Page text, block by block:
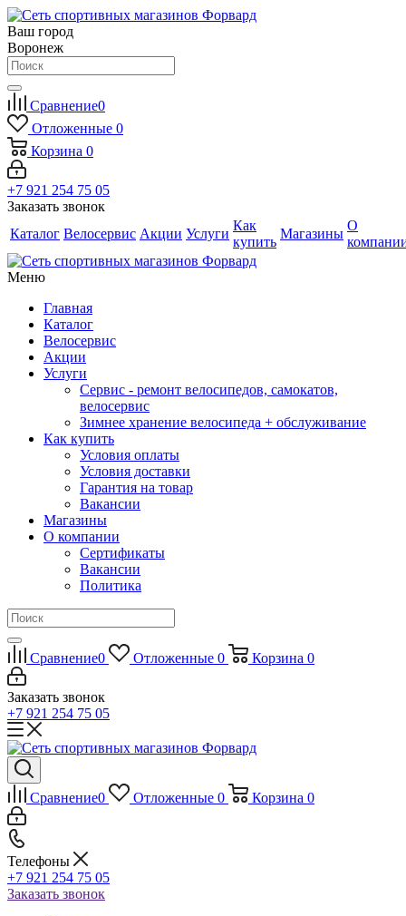
Ваш город
Воронеж
Сравнение0
Отложенные 0
Корзина 0
+7 921 254 75 05
Заказать звонок
Каталог Велосервис Акции Услуги
Как
купить
Магазины
О
Меню
Главная
Каталог
Велосервис
Акции
Услуги
Сервис - ремонт велосипедов, самокатов,
велосервис
Зимнее хранение велосипеда + обслуживание
Как купить
Условия оплаты
Условия доставки
Гарантия на товар
Вакансии
Магазины
О компании
Сертификаты
Вакансии
Политика
Сравнение0 Отложенные 0 Корзина 0
Заказать звонок
+7 921 254 75 05
Сравнение0 Отложенные 0 Корзина 0
Телефоны
+7 921 254 75 05
Заказать звонок